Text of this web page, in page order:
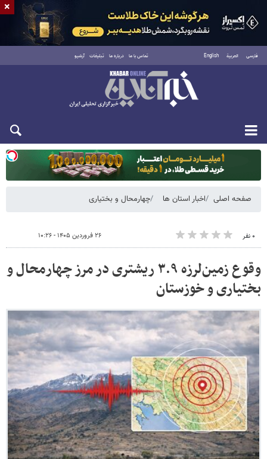
فارسی العربية English تماس با ما درباره ما تبلیغات آرشیو
دوشنبه ۱۹ مرداد ۱۴۰۵
صفحه اصلی اخبار استان ها چهارمحال و بختیاری
۰ نفر ۲۶ فروردین ۱۴۰۵ - ۱۰:۲۶
وقوع زمین‌لرزه ۳.۹ ریشتری در مرز چهارمحال و
بختیاری و خوزستان
×